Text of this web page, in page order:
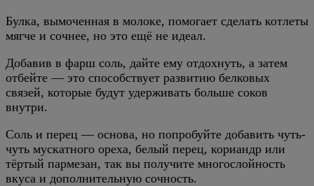
Булка, вымоченная в молоке, помогает сделать котлеты
мягче и сочнее, но это ещё не идеал.
Добавив в фарш соль, дайте ему отдохнуть, а затем
отбейте — это способствует развитию белковых
связей, которые будут удерживать больше соков
внутри.
Соль и перец — основа, но попробуйте добавить чуть-
чуть мускатного ореха, белый перец, кориандр или
тёртый пармезан, так вы получите многослойность
вкуса и дополнительную сочность.